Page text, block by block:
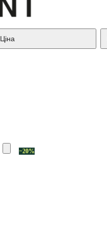
Ціна
−20%